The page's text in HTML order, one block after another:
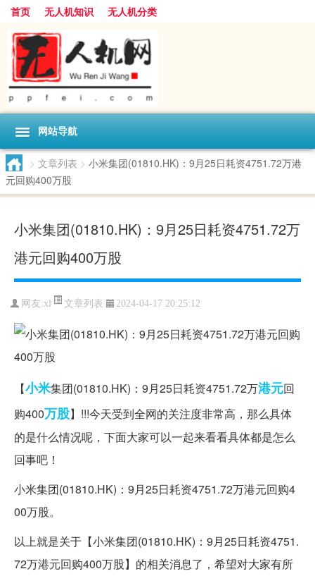
首页 无人机知识 无人机分类
网站导航
> 文章列表 > 小米集团(01810.HK)：9月25日耗资4751.72万港
元回购400万股
小米集团(01810.HK)：9月25日耗资4751.72万
港元回购400万股
网友:xl 文章列表 2024-04-17 20:25:12
【小米集团(01810.HK)：9月25日耗资4751.72万港元回
购400万股】!!!今天受到全网的关注度非常高，那么具体
的是什么情况呢，下面大家可以一起来看看具体都是怎么
回事吧！
小米集团(01810.HK)：9月25日耗资4751.72万港元回购4
00万股。
以上就是关于【小米集团(01810.HK)：9月25日耗资4751.
72万港元回购400万股】的相关消息了，希望对大家有所